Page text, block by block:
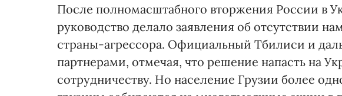
После полномасштабного вторжения России в
руководство делало заявления об отсутствии
страны-агрессора. Официальный Тбилиси и
партнерами, отмечая, что решение напасть на
сотрудничеству. Но население Грузии более